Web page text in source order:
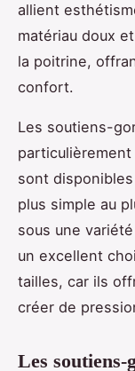
allient
matériau doux
la poitrine,
confort.
Les soutiens-
sont
plus simple au
sous une
un excellent
tailles, car ils
créer de
Les soutiens-